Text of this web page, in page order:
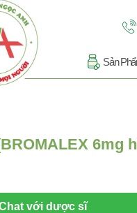
Sản
6mg
với dược sĩ